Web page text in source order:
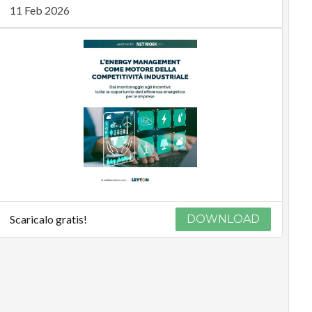
11 Feb 2026
Scaricalo gratis! DOWNLOAD